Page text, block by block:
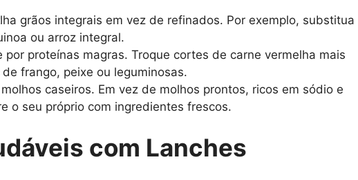
grãos integrais em vez de refinados. Por exemplo, substitua
ou arroz integral.
por proteínas magras. Troque cortes de carne vermelha mais
frango, peixe ou leguminosas.
caseiros. Em vez de molhos prontos, ricos em sódio e
o seu próprio com ingredientes frescos.
com Lanches